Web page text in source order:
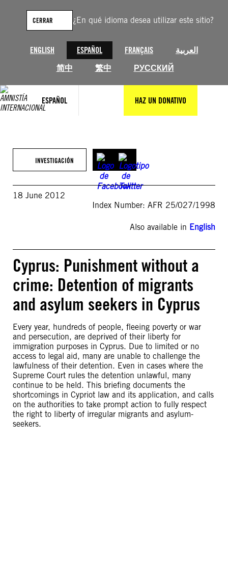
¿En qué idioma desea utilizar este sitio?
ENGLISH ESPAÑOL FRANÇAIS
العربية
简中
繁中 РУССКИЙ
CERRAR
ESPAÑOL HAZ UN DONATIVO
contenido
INVESTIGACIÓN
18 June 2012
Index Number: AFR 25/027/1998
Also available in English
Cyprus: Punishment without a
crime: Detention of migrants
and asylum seekers in Cyprus
Every year, hundreds of people, fleeing poverty or war
and persecution, are deprived of their liberty for
immigration purposes in Cyprus. Due to limited or no
access to legal aid, many are unable to challenge the
lawfulness of their detention. Even in cases where the
Supreme Court rules the detention unlawful, many
continue to be held. This briefing documents the
shortcomings in Cypriot law and its application, and calls
on the authorities to take prompt action to fully respect
the right to liberty of irregular migrants and asylum-
seekers.